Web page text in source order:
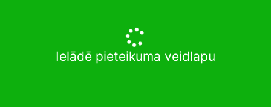
Ielādē pieteikuma veidlapu